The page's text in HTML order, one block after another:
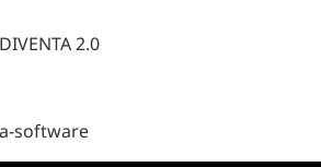
2.0
software